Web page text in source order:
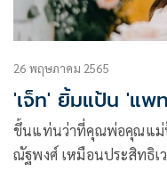
26 พฤษภาคม 2565
'เจ็ท' ยิ้มแป้น 'แพ
ขึ้นแท่นว่าที่คุณพ่อคุณแม่ป้
ณัฐพงศ์ เหมือนประสิทธิ